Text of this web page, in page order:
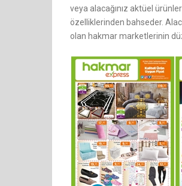
veya alacağınız aktüel
özelliklerinden bahseder.
olan hakmar marketlerinin